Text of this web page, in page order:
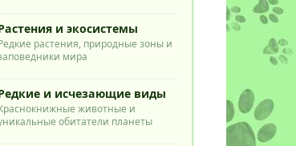
и экосистемы
растения, природные зоны и
мира
и исчезающие виды
животные и
обитатели планеты